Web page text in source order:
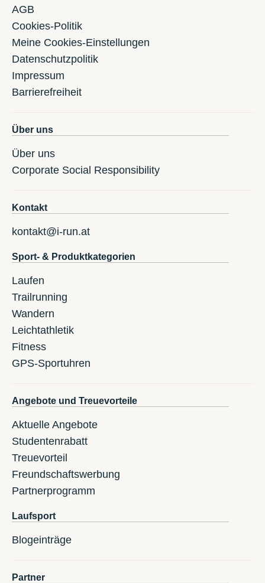
AGB
Cookies-Politik
Meine Cookies-Einstellungen
Datenschutzpolitik
Impressum
Barrierefreiheit
Über uns
Über uns
Corporate Social Responsibility
Kontakt
kontakt@i-run.at
Sport- & Produktkategorien
Laufen
Trailrunning
Wandern
Leichtathletik
Fitness
GPS-Sportuhren
Angebote und Treuevorteile
Aktuelle Angebote
Studentenrabatt
Treuevorteil
Freundschaftswerbung
Partnerprogramm
Laufsport
Blogeinträge
Partner